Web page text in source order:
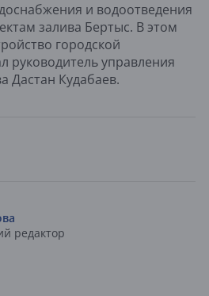
и водоотведения
залива Бертыс. В этом
городской
руководитель управления
Дастан Кудабаев.
редактор